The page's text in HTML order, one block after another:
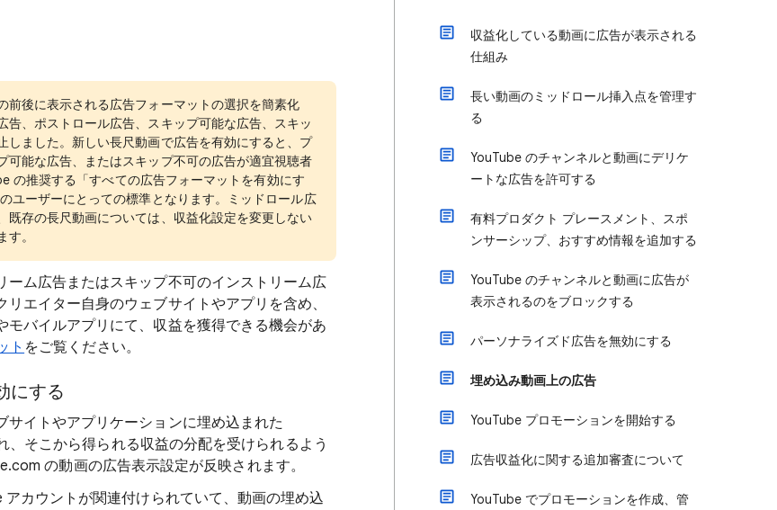
前後に表示される広告フォーマットの選択を簡素化
告、ポストロール広告、スキップ可能な広告、スキッ
しました。新しい長尺動画で広告を有効にすると、プ
可能な広告、またはスキップ不可の広告が適宜視聴者
の推奨する「すべての広告フォーマットを有効にす
ユーザーにとっての標準となります。ミッドロール広
存の長尺動画については、収益化設定を変更しない
。
ム広告またはスキップ不可のインストリーム広
エイター自身のウェブサイトやアプリを含め、
バイルアプリにて、収益を獲得できる機会があ
ト をご覧ください。
にする
イトやアプリケーションに埋め込まれた
そこから得られる収益の分配を受けられるよう
の動画の広告表示設定が反映されます。
アカウントが関連付けられていて、動画の埋め込
収益化している動画に広告が表示される
仕組み
長い動画のミッドロール挿入点を管理す
る
YouTube のチャンネルと動画にデリケ
ートな広告を許可する
有料プロダクト プレースメント、スポ
ンサーシップ、おすすめ情報を追加する
YouTube のチャンネルと動画に広告が
表示されるのをブロックする
パーソナライズド広告を無効にする
埋め込み動画上の広告
YouTube プロモーションを開始する
広告収益化に関する追加審査について
YouTube でプロモーションを作成、管